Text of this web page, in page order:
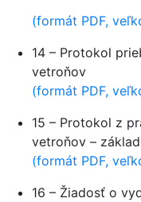
(formát PDF,
14 – Protokol
vetroňov
(formát PDF,
15 – Protokol z
vetroňov –
(formát PDF,
16 – Žiadosť o